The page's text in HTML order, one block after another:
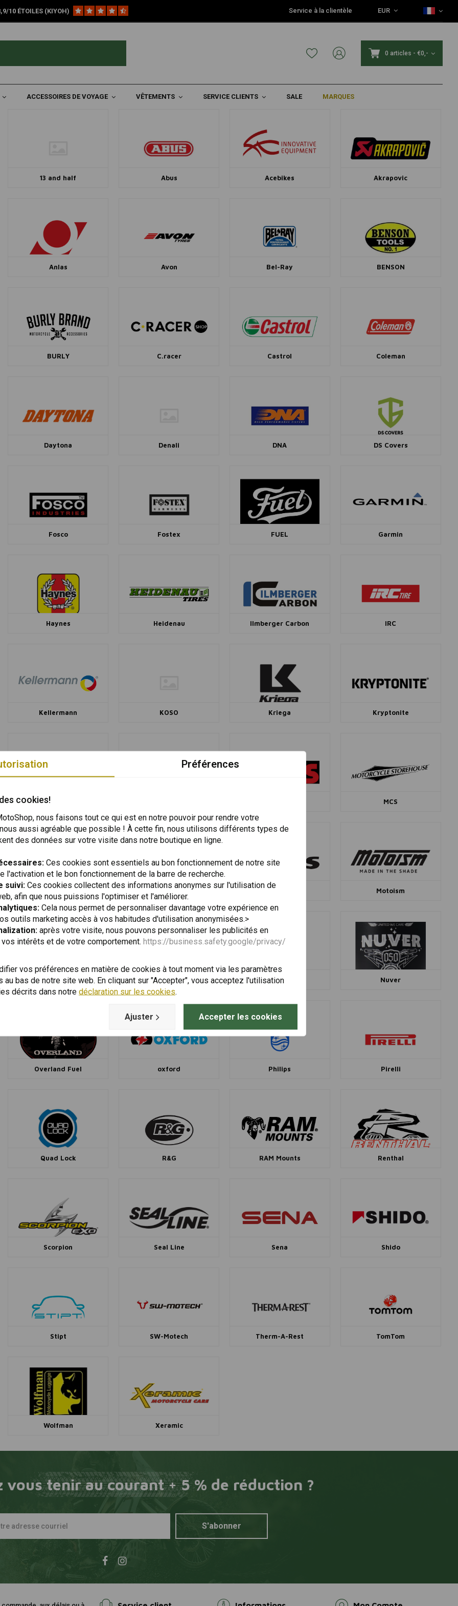
10 ÉTOILES (KIYOH) Service à la clientèle EUR
0 articles - €0,-
ACCESSOIRES DE VOYAGE VÊTEMENTS SERVICE CLIENTS SALE MARQUES
13 and half Abus Acebikes Akrapovic
Anlas Avon Bel-Ray BENSON
BURLY C.racer Castrol Coleman
Daytona Denali DNA DS Covers
Fosco Fostex FUEL Garmin
Haynes Heidenau Ilmberger Carbon IRC
Kellermann KOSO Kriega Kryptonite
Longride MCS
Michelin Midland Mitas Motoism
National Cycle NELSON RIGG NGK Nuver
Overland Fuel oxford Philips Pirelli
Quad Lock R&G RAM Mounts Renthal
Scorpion Seal Line Sena Shido
Stipt SW-Motech Therm-A-Rest TomTom
Wolfman Xeramic
vous tenir au courant + 5 % de réduction ?
S'abonner
Préférences
cookies!
nous faisons tout ce qui est en notre pouvoir pour rendre votre
aussi agréable que possible ! À cette fin, nous utilisons différents types de
des données sur votre visite dans notre boutique en ligne.
Ces cookies sont essentiels au bon fonctionnement de notre site
l'activation et le bon fonctionnement de la barre de recherche.
suivi: Ces cookies collectent des informations anonymes sur l'utilisation de
afin que nous puissions l'optimiser et l'améliorer.
Cela nous permet de personnaliser davantage votre expérience en
outils marketing accès à vos habitudes d'utilisation anonymisées.>
après votre visite, nous pouvons personnaliser les publicités en
intérêts et de votre comportement. https://business.safety.google/privacy/
vos préférences en matière de cookies à tout moment via les paramètres
bas de notre site web. En cliquant sur "Accepter", vous acceptez l'utilisation
décrits dans notre déclaration sur les cookies.
Ajuster Accepter les cookies